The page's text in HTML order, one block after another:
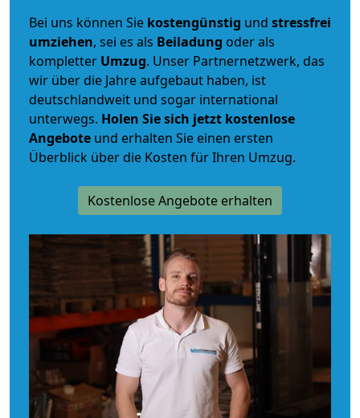
Bei uns können Sie kostengünstig und stressfrei
umziehen, sei es als Beiladung oder als
kompletter Umzug. Unser Partnernetzwerk, das
wir über die Jahre aufgebaut haben, ist
deutschlandweit und sogar international
unterwegs. Holen Sie sich jetzt kostenlose
Angebote und erhalten Sie einen ersten
Überblick über die Kosten für Ihren Umzug.
Kostenlose Angebote erhalten